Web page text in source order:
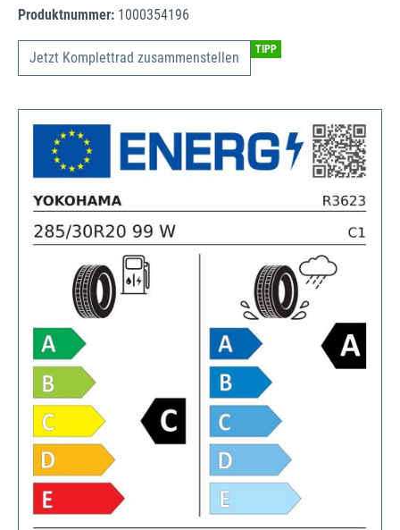
Produktnummer: 1000354196
Jetzt Komplettrad zusammenstellen TIPP